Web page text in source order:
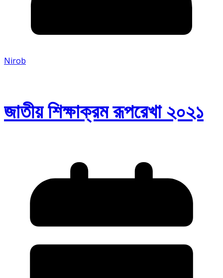
Nirob
জাতীয় শিক্ষাক্রম রূপরেখা ২০২১